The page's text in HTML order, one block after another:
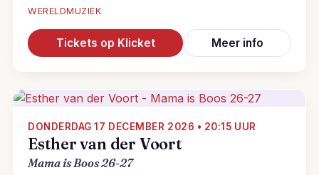
WERELDMUZIEK
Tickets op Klicket Meer info
DONDERDAG 17 DECEMBER 2026 • 20:15 UUR
Esther van der Voort
Mama is Boos 26-27